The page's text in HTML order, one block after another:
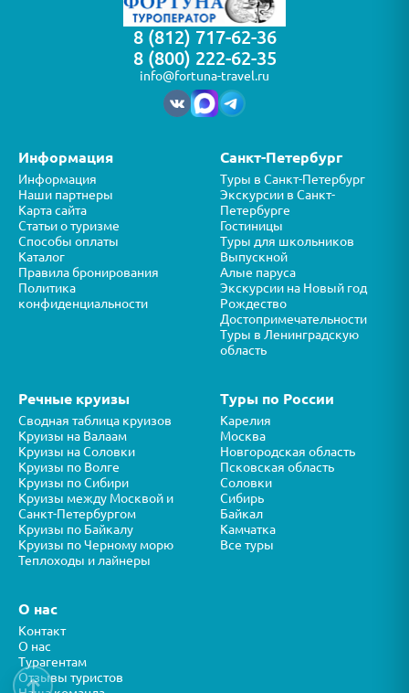
8 (812) 717-62-36
8 (800) 222-62-35
info@fortuna-travel.ru
Информация
Информация
Наши партнеры
Карта сайта
Статьи о туризме
Способы оплаты
Каталог
Правила бронирования
Политика
конфиденциальности
Санкт-Петербург
Туры в Санкт-Петербург
Экскурсии в Санкт-
Петербурге
Гостиницы
Туры для школьников
Выпускной
Алые паруса
Экскурсии на Новый год
Рождество
Достопримечательности
Туры в Ленинградскую
область
Речные круизы
Сводная таблица круизов
Круизы на Валаам
Круизы на Соловки
Круизы по Волге
Круизы по Сибири
Круизы между Москвой и
Санкт-Петербургом
Круизы по Байкалу
Круизы по Черному морю
Теплоходы и лайнеры
Туры по России
Карелия
Москва
Новгородская область
Псковская область
Соловки
Сибирь
Байкал
Камчатка
Все туры
О нас
Контакт
О нас
Турагентам
Отзывы туристов
↑